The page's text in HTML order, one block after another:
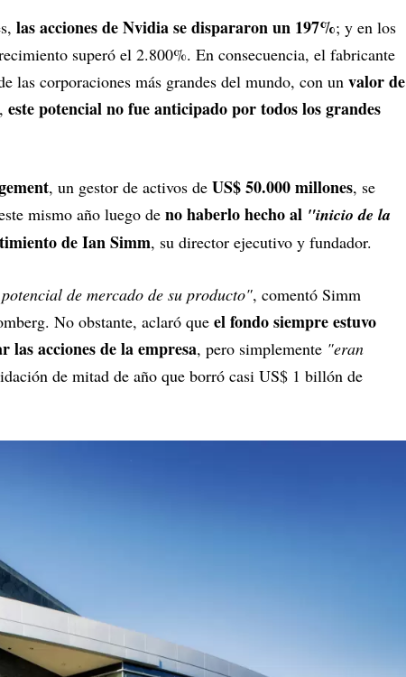
las acciones de Nvidia se dispararon un 197%; y en los
superó el 2.800%. En consecuencia, el fabricante
las corporaciones más grandes del mundo, con un valor de
este potencial no fue anticipado por todos los grandes
, un gestor de activos de US$ 50.000 millones, se
mismo año luego de no haberlo hecho al "inicio de la
de Ian Simm, su director ejecutivo y fundador.
de mercado de su producto", comentó Simm
No obstante, aclaró que el fondo siempre estuvo
las acciones de la empresa, pero simplemente "eran
de mitad de año que borró casi US$ 1 billón de